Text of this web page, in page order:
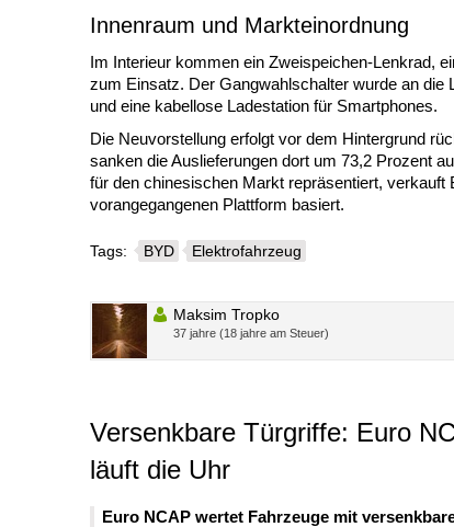
Innenraum und Markteinordnung
Im Interieur kommen ein Zweispeichen-Lenkrad,
zum Einsatz. Der Gangwahlschalter wurde an
und eine kabellose Ladestation für Smartphones.
Die Neuvorstellung erfolgt vor dem Hintergrund
sanken die Auslieferungen dort um 73,2 Prozent
für den chinesischen Markt repräsentiert,
vorangegangenen Plattform basiert.
Tags: BYD Elektrofahrzeug
Maksim Tropko
37 jahre (18 jahre am Steuer)
Versenkbare Türgriffe: Euro
läuft die Uhr
Euro NCAP wertet Fahrzeuge mit